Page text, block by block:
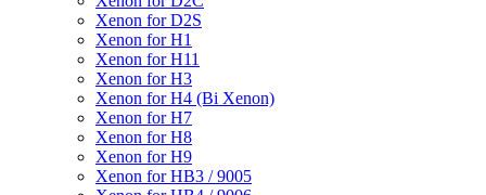
Xenon for D2S
Xenon for H1
Xenon for H11
Xenon for H3
Xenon for H4 (Bi Xenon)
Xenon for H7
Xenon for H8
Xenon for H9
Xenon for HB3 / 9005